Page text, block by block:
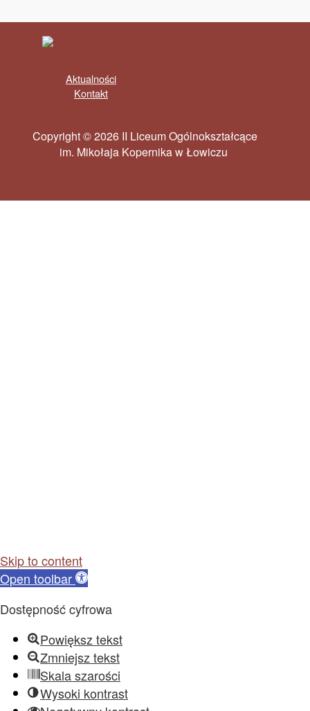
Aktualności
Kontakt
Copyright © 2026 II Liceum Ogólnokształcące
im. Mikołaja Kopernika w Łowiczu
Skip to content
Open toolbar
Dostępność cyfrowa
Powiększ tekst
Zmniejsz tekst
Skala szarości
Wysoki kontrast